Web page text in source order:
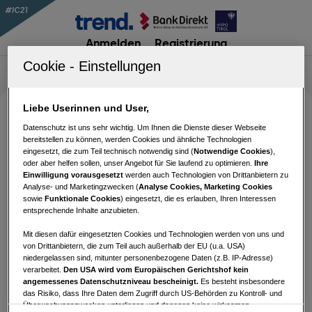
Anmelden Registrierung
#IC21 Quiz 5
Für die Teilnahme an diesem Quiz musst du
angemeldet sein.
Benutzername oder E-Mail-Adresse
Passwort
Liebe Userinnen und User,
Datenschutz ist uns sehr wichtig. Um Ihnen die Dienste dieser Webseite
bereitstellen zu können, werden Cookies und ähnliche Technologien
eingesetzt, die zum Teil technisch notwendig sind (Notwendige Cookies),
oder aber helfen sollen, unser Angebot für Sie laufend zu optimieren.
Ihre
Einwilligung vorausgesetzt werden auch Technologien von Drittanbietern zu
Analyse- und Marketingzwecken (Analyse Cookies, Marketing Cookies
sowie Funktionale Cookies) eingesetzt, die es erlauben, Ihren Interessen
entsprechende Inhalte anzubieten.
Mit diesen dafür eingesetzten Cookies und Technologien werden von uns und
von Drittanbietern, die zum Teil auch außerhalb der EU (u.a. USA)
niedergelassen sind, mitunter personenbezogene Daten (z.B. IP-Adresse)
verarbeitet. Den USA wird vom Europäischen Gerichtshof kein
angemessenes Datenschutzniveau bescheinigt. Es besteht insbesondere
das Risiko, dass Ihre Daten dem Zugriff durch US-Behörden zu Kontroll- und
Überwachungszwecken unterliegen und dagegen keine wirksamen